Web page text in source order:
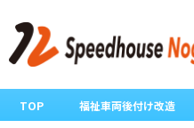
TOP 福祉車両後付け改造